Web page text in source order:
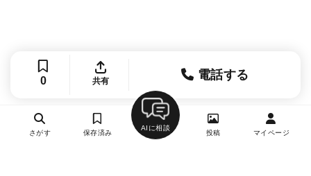
0 共有 電話する
さがす 保存済み
AIに相談
投稿 マイページ